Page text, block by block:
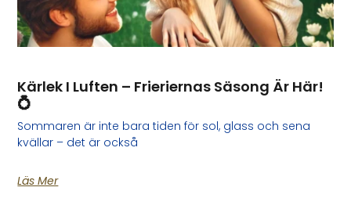
Kärlek I Luften – Frieriernas Säsong Är Här!
💍
Sommaren är inte bara tiden för sol, glass och sena
kvällar – det är också
Läs Mer